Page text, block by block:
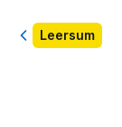
RetourLeersum